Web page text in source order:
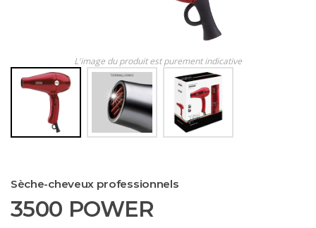
L'image du produit est purement indicative
Sèche-cheveux professionnels
3500 POWER